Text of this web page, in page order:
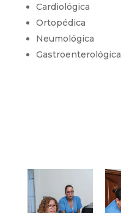
Cardiológica
Ortopédica
Neumológica
Gastroenterológica